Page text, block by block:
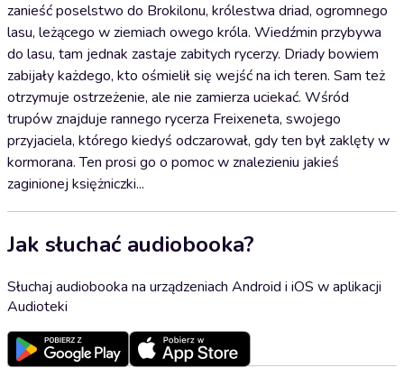
zanieść poselstwo do Brokilonu, królestwa driad, ogromnego
lasu, leżącego w ziemiach owego króla. Wiedźmin przybywa
do lasu, tam jednak zastaje zabitych rycerzy. Driady bowiem
zabijały każdego, kto ośmielił się wejść na ich teren. Sam też
otrzymuje ostrzeżenie, ale nie zamierza uciekać. Wśród
trupów znajduje rannego rycerza Freixeneta, swojego
przyjaciela, którego kiedyś odczarował, gdy ten był zaklęty w
kormorana. Ten prosi go o pomoc w znalezieniu jakieś
zaginionej księżniczki...
Jak słuchać audiobooka?
Słuchaj audiobooka na urządzeniach Android i iOS w aplikacji
Audioteki